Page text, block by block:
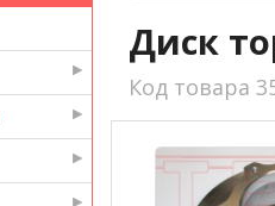
Диск
Код товара